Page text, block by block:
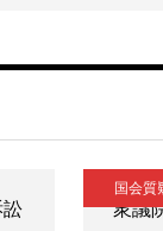
国会質
衆議